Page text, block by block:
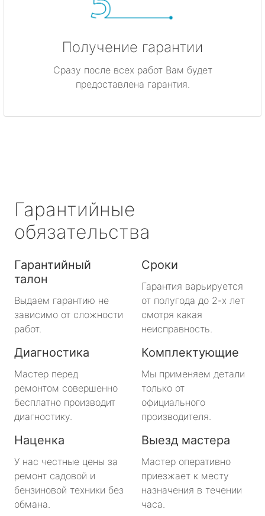
Получение гарантии
Сразу после всех работ Вам будет
предоставлена гарантия.
Гарантийные
обязательства
Гарантийный
талон
Выдаем гарантию не
зависимо от сложности
работ.
Сроки
Гарантия варьируется
от полугода до 2-х лет
смотря какая
неисправность.
Диагностика
Мастер перед
ремонтом совершенно
бесплатно производит
диагностику.
Комплектующие
Мы применяем детали
только от
официального
производителя.
Наценка
У нас честные цены за
ремонт садовой и
бензиновой техники без
обмана.
Выезд мастера
Мастер оперативно
приезжает к месту
назначения в течении
часа.